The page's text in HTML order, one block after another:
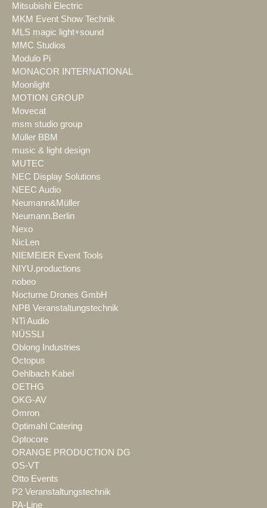
Mitsubishi Electric
MKM Event Show Technik
MLS magic light+sound
MMC Studios
Modulo Pi
MONACOR INTERNATIONAL
Moonlight
MOTION GROUP
Movecat
msm studio group
Müller BBM
music & light design
MUTEC
NEC Display Solutions
NEEC Audio
Neumann&Müller
Neumann.Berlin
Nexo
NicLen
NIEMEIER Event Tools
NIYU.productions
nobeo
Nocturne Drones GmbH
NPB Veranstaltungstechnik
NTi Audio
NÜSSLI
Oblong Industries
Octopus
Oehlbach Kabel
OETHG
OKG-AV
Omron
Optimahl Catering
Optocore
ORANGE PRODUCTION DG
OS-VT
Otto Events
P2 Veranstaltungstechnik
PA-Line